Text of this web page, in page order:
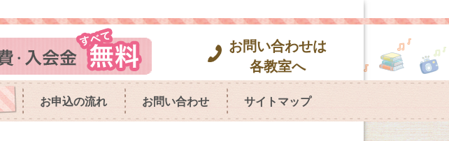
お問い合わせは
各教室へ
お申込の流れ お問い合わせ サイトマップ